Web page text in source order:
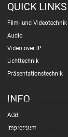
QUICK LINKS
Film- und Videotechnik
Audio
Video over IP
Lichttechnik
Präsentationstechnik
INFO
AGB
Impressum
Wir nutzen Cookies
für den Betrieb der
entscheiden, ob Sie